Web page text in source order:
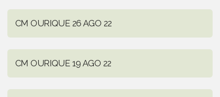
CM OURIQUE 26 AGO 22
CM OURIQUE 19 AGO 22